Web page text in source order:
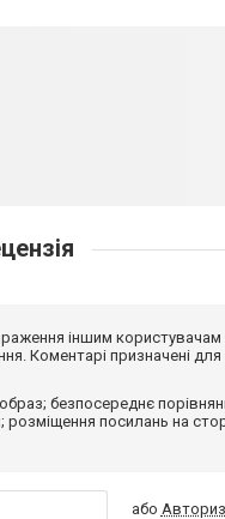
іншим
Коментарі призначені
безпосереднє
розміщення посилань на
або